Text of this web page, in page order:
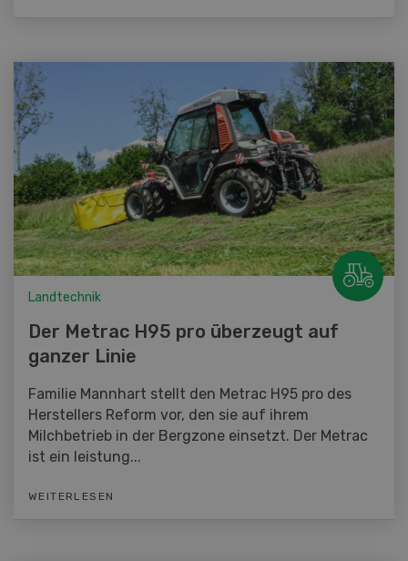
Landtechnik
Der Metrac H95 pro überzeugt auf
ganzer Linie
Familie Mannhart stellt den Metrac H95 pro des
Herstellers Reform vor, den sie auf ihrem
Milchbetrieb in der Bergzone einsetzt. Der Metrac
ist ein leistung...
WEITERLESEN